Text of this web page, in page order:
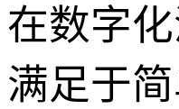
在数字
满足于